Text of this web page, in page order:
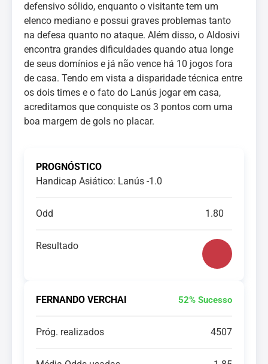
defensivo sólido, enquanto o visitante tem um
elenco mediano e possui graves problemas tanto
na defesa quanto no ataque. Além disso, o Aldosivi
encontra grandes dificuldades quando atua longe
de seus domínios e já não vence há 10 jogos fora
de casa. Tendo em vista a disparidade técnica entre
os dois times e o fato do Lanús jogar em casa,
acreditamos que conquiste os 3 pontos com uma
boa margem de gols no placar.
PROGNÓSTICO
Handicap Asiático: Lanús -1.0
Odd 1.80
Resultado
FERNANDO VERCHAI 52% Sucesso
Próg. realizados 4507